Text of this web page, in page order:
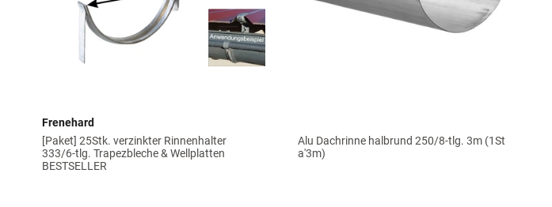
Frenehard
[Paket] 25Stk. verzinkter Rinnenhalter
333/6-tlg. Trapezbleche & Wellplatten
BESTSELLER
Alu Dachrinne halbrund 250/8-tlg. 3m (1St
a'3m)